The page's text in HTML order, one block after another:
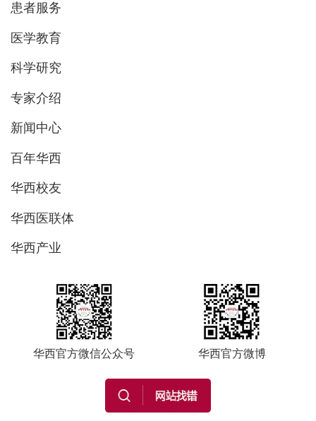
患者服务
医学教育
科学研究
专家介绍
新闻中心
百年华西
华西校友
华西医联体
华西产业
华西官方微信公众号 华西官方微博